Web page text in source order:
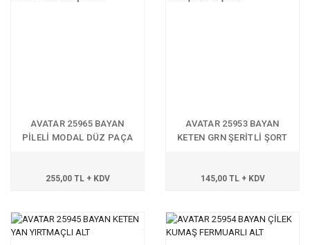
AVATAR 25965 BAYAN
PİLELİ MODAL DÜZ PAÇA
255,00 TL + KDV
AVATAR 25953 BAYAN
KETEN GRN ŞERİTLİ ŞORT
145,00 TL + KDV